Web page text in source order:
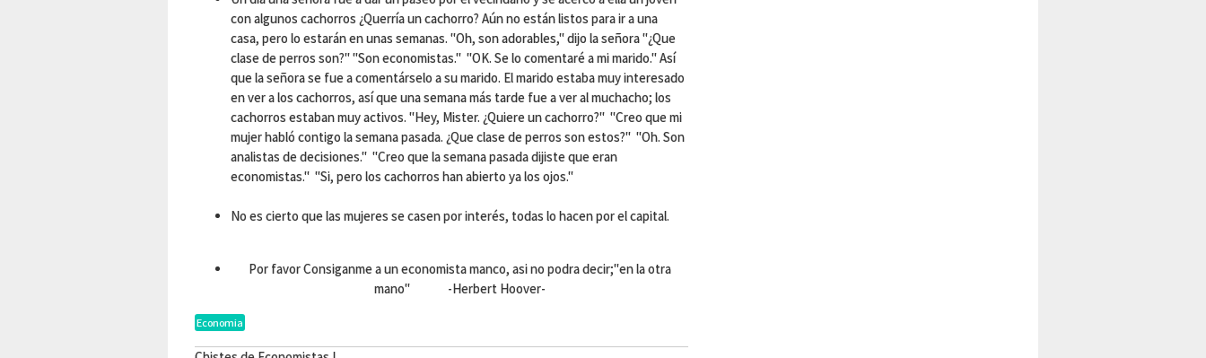
con algunos cachorros ¿Querría un cachorro? Aún no están listos para ir a una
casa, pero lo estarán en unas semanas. "Oh, son adorables," dijo la señora "¿Que
clase de perros son?" "Son economistas." "OK. Se lo comentaré a mi marido." Así
que la señora se fue a comentárselo a su marido. El marido estaba muy interesado
en ver a los cachorros, así que una semana más tarde fue a ver al muchacho; los
cachorros estaban muy activos. "Hey, Mister. ¿Quiere un cachorro?" "Creo que mi
mujer habló contigo la semana pasada. ¿Que clase de perros son estos?" "Oh. Son
analistas de decisiones." "Creo que la semana pasada dijiste que eran
economistas." "Si, pero los cachorros han abierto ya los ojos."
No es cierto que las mujeres se casen por interés, todas lo hacen por el capital.
Por favor Consiganme a un economista manco, asi no podra decir;"en la otra
mano" -Herbert Hoover-
Economia